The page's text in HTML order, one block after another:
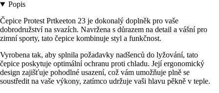
Popis
Čepice Protest Prtkeeton 23 je dokonalý doplněk pro vaše
dobrodružství na svazích. Navržena s důrazem na detail a vášní pro
zimní sporty, tato čepice kombinuje styl a funkčnost.
Vyrobena tak, aby splnila požadavky nadšenců do lyžování, tato
čepice poskytuje optimální ochranu proti chladu. Její ergonomický
design zajišťuje pohodlné usazení, což vám umožňuje plně se
soustředit na vaše výkony, zatímco udržuje vaši hlavu pěkně v teple.